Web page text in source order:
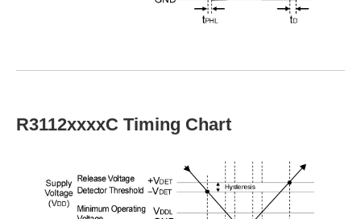
R3112xxxxC Timing Chart